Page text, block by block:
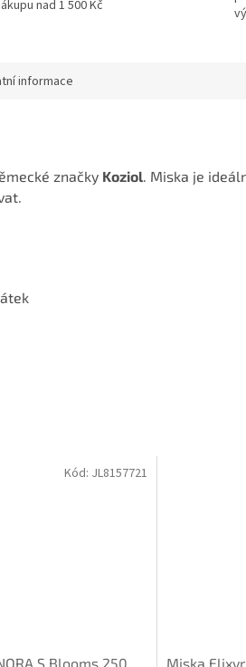
nad 1 500 Kč
informace
značky Koziol . Miska je
S Blooms 250
Kód: JL8157721
Miska